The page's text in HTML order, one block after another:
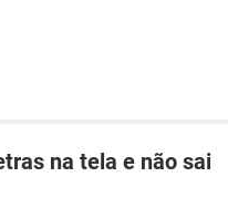
na tela e não sai